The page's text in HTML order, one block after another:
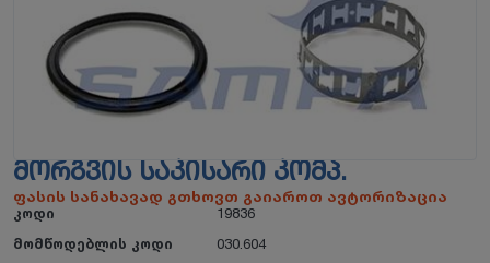
ᲛᲝᲠᲒᲕᲘᲡ ᲡᲐᲙᲘᲡᲐᲠᲘ ᲙᲝᲛᲞ.
ფასის სანახავად გთხოვთ გაიაროთ ავტორიზაცია
კოდი
19836
მომწოდებლის კოდი
030.604